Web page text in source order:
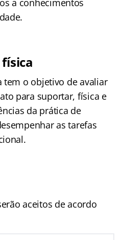
tem o objetivo de avaliar
para suportar, física e
da prática de
as tarefas
aceitos de acordo